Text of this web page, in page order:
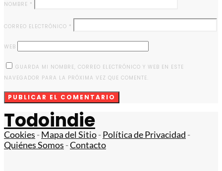
NOMBRE *
CORREO ELECTRÓNICO *
WEB
GUARDA MI NOMBRE, CORREO ELECTRÓNICO Y WEB EN ESTE
NAVEGADOR PARA LA PRÓXIMA VEZ QUE COMENTE.
Todoindie
Cookies -Mapa del Sitio-Política de Privacidad -
Quiénes Somos -Contacto